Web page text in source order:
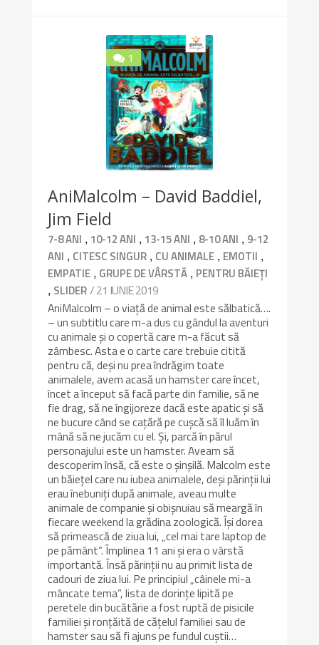
1
AniMalcolm – David Baddiel,
Jim Field
7-8 ANI , 10-12 ANI , 13-15 ANI , 8-10 ANI , 9-12
ANI , CITESC SINGUR , CU ANIMALE , EMOTII ,
EMPATIE , GRUPE DE VÂRSTĂ , PENTRU BĂIEȚI
, SLIDER/ 21 IUNIE 2019
AniMalcolm – o viață de animal este sălbatică….
– un subtitlu care m-a dus cu gândul la aventuri
cu animale și o copertă care m-a făcut să
zâmbesc. Asta e o carte care trebuie citită
pentru că, deși nu prea îndrăgim toate
animalele, avem acasă un hamster care încet,
încet a început să facă parte din familie, să ne
fie drag, să ne îngijoreze dacă este apatic și să
ne bucure când se cațără pe cușcă să îl luăm în
mână să ne jucăm cu el. Și, parcă în părul
personajului este un hamster. Aveam să
descoperim însă, că este o șinșilă. Malcolm este
un băiețel care nu iubea animalele, deși părinții lui
erau înebuniți după animale, aveau multe
animale de companie și obișnuiau să meargă în
fiecare weekend la grădina zoologică. Își dorea
să primească de ziua lui, „cel mai tare laptop de
pe pământ”. Împlinea 11 ani și era o vârstă
importantă. Însă părinții nu au primit lista de
cadouri de ziua lui. Pe principiul „câinele mi-a
mâncate tema”, lista de dorințe lipită pe
peretele din bucătărie a fost ruptă de pisicile
familiei și ronțăită de cățelul familiei sau de
hamster sau să fi ajuns pe fundul cuștii…